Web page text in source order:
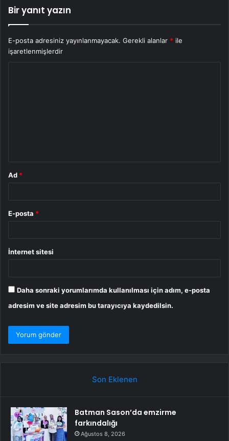
Bir yanıt yazın
E-posta adresiniz yayınlanmayacak. Gerekli alanlar * ile
işaretlenmişlerdir
Ad *
E-posta *
İnternet sitesi
Daha sonraki yorumlarımda kullanılması için adım, e-posta
adresim ve site adresim bu tarayıcıya kaydedilsin.
Son Eklenen
Batman Sason’da emzirme
farkındalığı
Ağustos 8, 2026